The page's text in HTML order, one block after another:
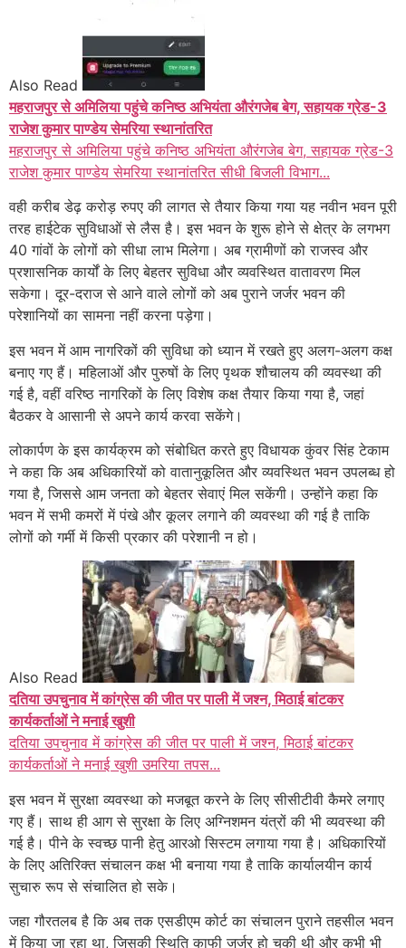
Also Read
महराजपुर से अमिलिया पहुंचे कनिष्ठ अभियंता औरंगजेब बेग, सहायक ग्रेड-3
राजेश कुमार पाण्डेय सेमरिया स्थानांतरित
महराजपुर से अमिलिया पहुंचे कनिष्ठ अभियंता औरंगजेब बेग, सहायक ग्रेड-3
राजेश कुमार पाण्डेय सेमरिया स्थानांतरित सीधी बिजली विभाग...
वही करीब डेढ़ करोड़ रुपए की लागत से तैयार किया गया यह नवीन भवन पूरी
तरह हाईटेक सुविधाओं से लैस है। इस भवन के शुरू होने से क्षेत्र के लगभग
40 गांवों के लोगों को सीधा लाभ मिलेगा। अब ग्रामीणों को राजस्व और
प्रशासनिक कार्यों के लिए बेहतर सुविधा और व्यवस्थित वातावरण मिल
सकेगा। दूर-दराज से आने वाले लोगों को अब पुराने जर्जर भवन की
परेशानियों का सामना नहीं करना पड़ेगा।
इस भवन में आम नागरिकों की सुविधा को ध्यान में रखते हुए अलग-अलग कक्ष
बनाए गए हैं। महिलाओं और पुरुषों के लिए पृथक शौचालय की व्यवस्था की
गई है, वहीं वरिष्ठ नागरिकों के लिए विशेष कक्ष तैयार किया गया है, जहां
बैठकर वे आसानी से अपने कार्य करवा सकेंगे।
लोकार्पण के इस कार्यक्रम को संबोधित करते हुए विधायक कुंवर सिंह टेकाम
ने कहा कि अब अधिकारियों को वातानुकूलित और व्यवस्थित भवन उपलब्ध हो
गया है, जिससे आम जनता को बेहतर सेवाएं मिल सकेंगी। उन्होंने कहा कि
भवन में सभी कमरों में पंखे और कूलर लगाने की व्यवस्था की गई है ताकि
लोगों को गर्मी में किसी प्रकार की परेशानी न हो।
Also Read
दतिया उपचुनाव में कांग्रेस की जीत पर पाली में जश्न, मिठाई बांटकर
कार्यकर्ताओं ने मनाई खुशी
दतिया उपचुनाव में कांग्रेस की जीत पर पाली में जश्न, मिठाई बांटकर
कार्यकर्ताओं ने मनाई खुशी उमरिया तपस...
इस भवन में सुरक्षा व्यवस्था को मजबूत करने के लिए सीसीटीवी कैमरे लगाए
गए हैं। साथ ही आग से सुरक्षा के लिए अग्निशमन यंत्रों की भी व्यवस्था की
गई है। पीने के स्वच्छ पानी हेतु आरओ सिस्टम लगाया गया है। अधिकारियों
के लिए अतिरिक्त संचालन कक्ष भी बनाया गया है ताकि कार्यालयीन कार्य
सुचारु रूप से संचालित हो सके।
जहा गौरतलब है कि अब तक एसडीएम कोर्ट का संचालन पुराने तहसील भवन
में किया जा रहा था, जिसकी स्थिति काफी जर्जर हो चुकी थी और कभी भी